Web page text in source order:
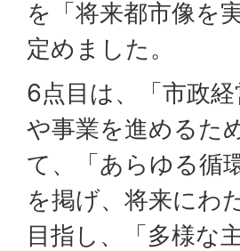
を「将来都市像を
定めました。
6点目は、「市政
や事業を進めるた
て、「あらゆる循
を掲げ、将来にわ
目指し、「多様な